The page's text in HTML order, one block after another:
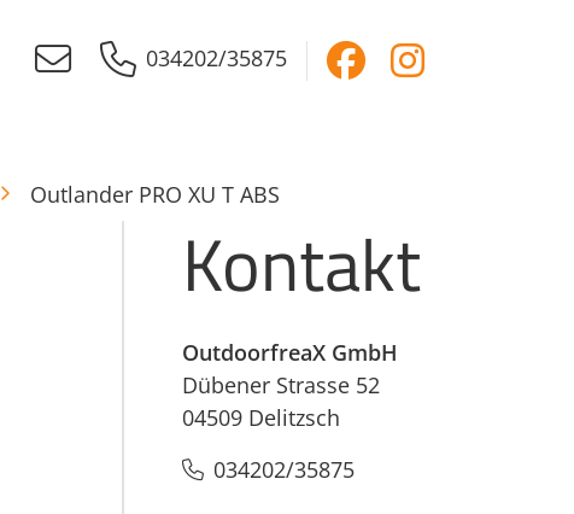
034202/35875
Outlander PRO XU T ABS
Kontakt
OutdoorfreaX GmbH
Dübener Strasse 52
04509 Delitzsch
034202/35875